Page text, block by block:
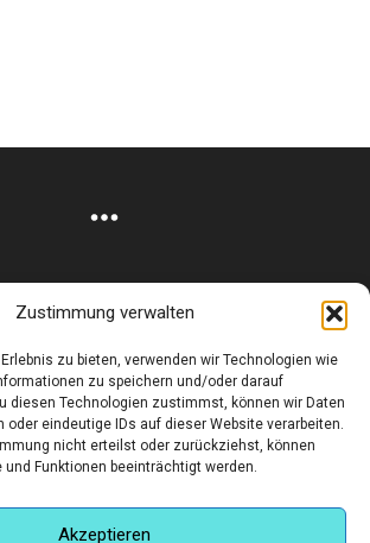
Zustimmung verwalten
zu bieten, verwenden wir Technologien wie
zu speichern und/oder darauf
diesen Technologien zustimmst, können wir Daten
oder eindeutige IDs auf dieser Website verarbeiten.
nicht erteilst oder zurückziehst, können
Funktionen beeinträchtigt werden.
Akzeptieren
80469, Germany
985 72
FR. 11.00 –19.30 UHR · SA. 11.00 –18.00
AGB
Hilfe & Kontakt
Finden Sie eine Unterkunft in München